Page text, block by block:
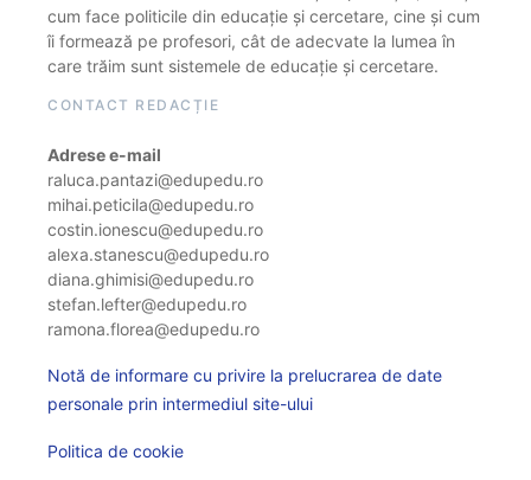
cum face politicile din educație și cercetare, cine și cum
îi formează pe profesori, cât de adecvate la lumea în
care trăim sunt sistemele de educație și cercetare.
CONTACT REDACȚIE
Adrese e-mail
raluca.pantazi@edupedu.ro
mihai.peticila@edupedu.ro
costin.ionescu@edupedu.ro
alexa.stanescu@edupedu.ro
diana.ghimisi@edupedu.ro
stefan.lefter@edupedu.ro
ramona.florea@edupedu.ro
Notă de informare cu privire la prelucrarea de date
personale prin intermediul site-ului
Politica de cookie